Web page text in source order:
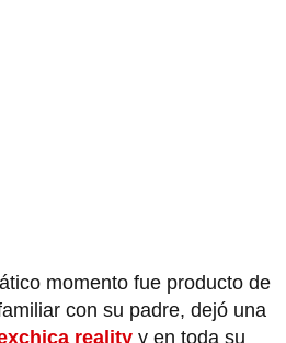
momento fue producto de
con su padre, dejó una
reality y en toda su